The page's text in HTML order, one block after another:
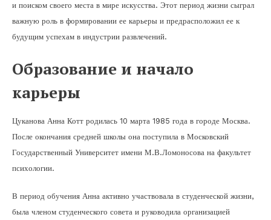
и поиском своего места в мире искусства. Этот период жизни сыграл
важную роль в формировании ее карьеры и предрасположил ее к
будущим успехам в индустрии развлечений.
Образование и начало
карьеры
Цуканова Анна Котт родилась 10 марта 1985 года в городе Москва.
После окончания средней школы она поступила в Московский
Государственный Университет имени М.В.Ломоносова на факультет
психологии.
В период обучения Анна активно участвовала в студенческой жизни,
была членом студенческого совета и руководила организацией